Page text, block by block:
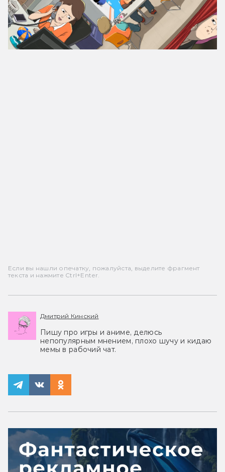
Если вы нашли опечатку, пожалуйста, выделите фрагмент
текста и нажмите Ctrl+Enter.
Дмитрий Кинский
Пишу про игры и аниме, делюсь
непопулярным мнением, плохо шучу и кидаю
мемы в рабочий чат.